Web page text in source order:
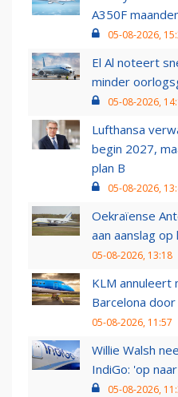
A350F
05-08-2026,
El Al noteert
minder
05-08-2026,
Lufthansa
begin 2027,
plan B
05-08-2026,
Oekraïense
aan aanslag
05-08-2026, 13:18
KLM annuleert
Barcelona
05-08-2026, 11:57
Willie Walsh
IndiGo: 'op
05-08-2026,